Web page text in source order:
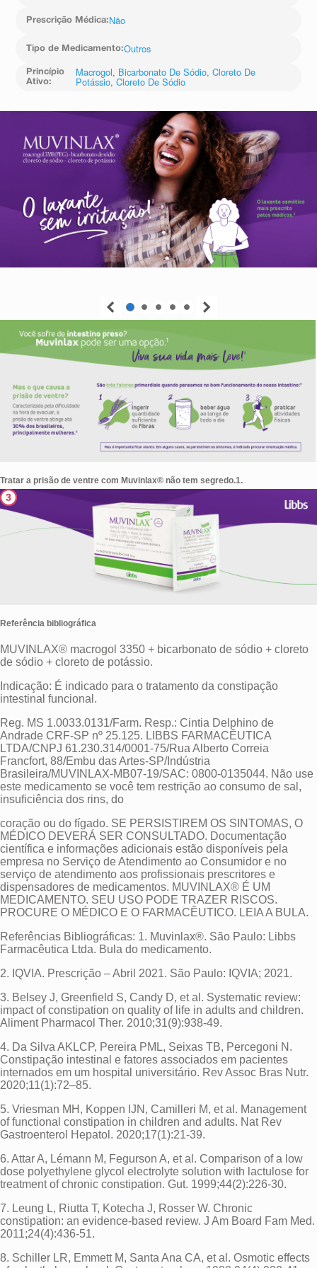
Prescrição Médica:Não
Tipo de Medicamento:Outros
Princípio
Ativo:
Macrogol, Bicarbonato De Sódio, Cloreto De
Potássio,Cloreto De Sódio